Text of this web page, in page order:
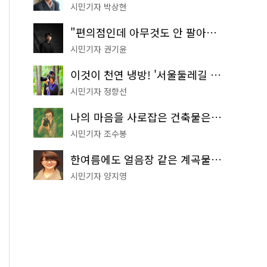
시민기자 박상현
"편의점인데 아무것도 안 팔아요" 서울에서 가장 특별한 편의점의 정체
시민기자 권기윤
이것이 천연 냉방! '서울둘레길 9코스'로 숲속 피서 떠나볼까
시민기자 정향선
나의 마음을 사로잡은 건축물은? '서울시 건축상' 수상작 공개!
시민기자 조수봉
한여름에도 얼음장 같은 계곡물! 서울 '진관사 계곡'이 천국이네~
시민기자 양지영